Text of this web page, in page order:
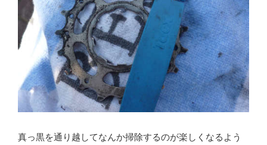
真っ黒を通り越してなんか掃除するのが楽しくなるよう